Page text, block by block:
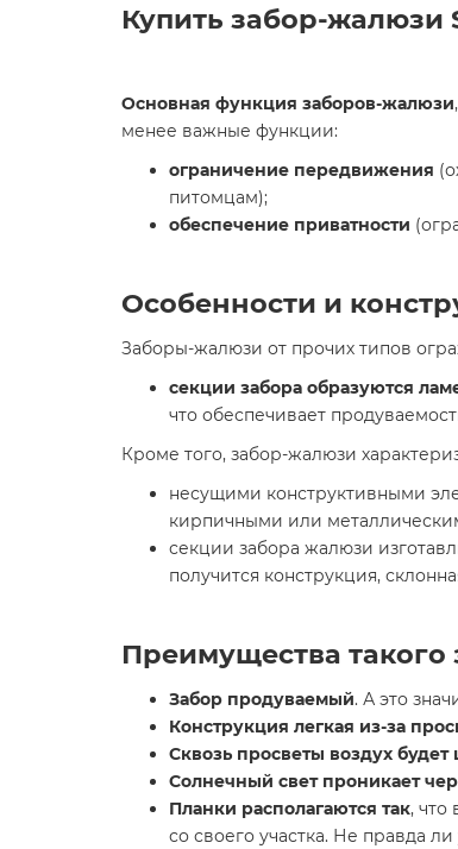
Купить забор-жалюзи
Основная функция заборов-жалюзи
менее важные функции:
ограничение передвижения
питомцам);
обеспечение приватности
Особенности и
Заборы-жалюзи от прочих типов
секции забора образуются
что обеспечивает
Кроме того, забор-жалюзи
несущими конструктивными
кирпичными или
секции забора жалюзи
получится конструкция,
Преимущества
Забор продуваемый. А это
Конструкция легкая из-за
Сквозь просветы воздух будет
Солнечный свет проникает
Планки располагаются так, что
со своего участка. Не правда ли